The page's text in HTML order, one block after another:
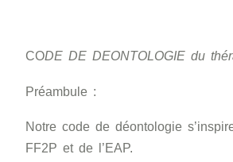
CODE DE DEONTOLOGIE du
Préambule :
Notre code de déontologie
FF2P et de l’EAP.